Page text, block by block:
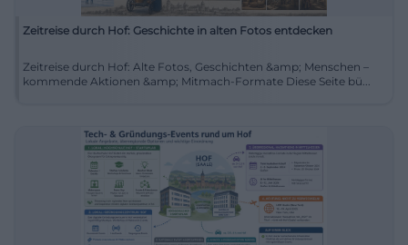
Zeitreise durch Hof: Geschichte in alten Fotos entdecken
Zeitreise durch Hof: Alte Fotos, Geschichten &amp; Menschen –
kommende Aktionen &amp; Mitmach-Formate Diese Seite bü...